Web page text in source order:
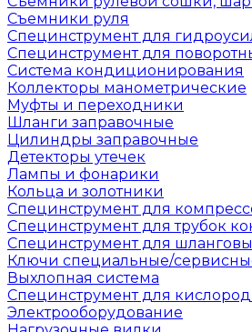
Съемники руля
Специнструмент для
Специнструмент для
Система кондиционирования
Коллекторы манометрические
Муфты и переходники
Шланги заправочные
Цилиндры заправочные
Детекторы утечек
Лампы и фонарики
Кольца и золотники
Специнструмент для
Специнструмент для трубок
Специнструмент для
Ключи специальные/
Выхлопная система
Специнструмент для
Электрооборудование